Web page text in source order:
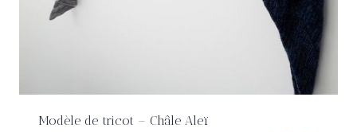
Modèle de tricot – Châle Aleï